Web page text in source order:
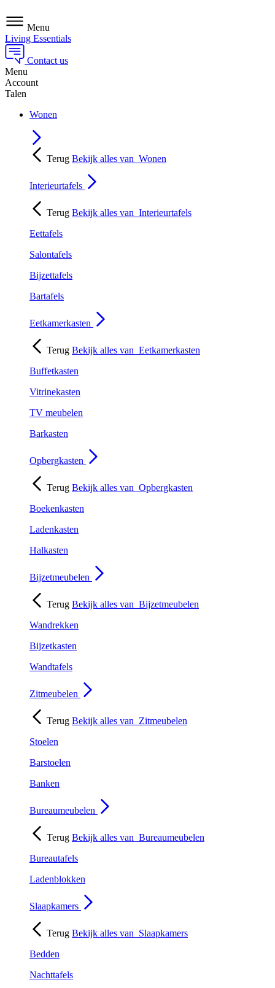
Menu
Living Essentials
Contact us
Menu
Account
Talen
Wonen
Terug Bekijk alles van Wonen
Interieurtafels
Terug Bekijk alles van Interieurtafels
Eettafels
Salontafels
Bijzettafels
Bartafels
Eetkamerkasten
Terug Bekijk alles van Eetkamerkasten
Buffetkasten
Vitrinekasten
TV meubelen
Barkasten
Opbergkasten
Terug Bekijk alles van Opbergkasten
Boekenkasten
Ladenkasten
Halkasten
Bijzetmeubelen
Terug Bekijk alles van Bijzetmeubelen
Wandrekken
Bijzetkasten
Wandtafels
Zitmeubelen
Terug Bekijk alles van Zitmeubelen
Stoelen
Barstoelen
Banken
Bureaumeubelen
Terug Bekijk alles van Bureaumeubelen
Bureautafels
Ladenblokken
Slaapkamers
Terug Bekijk alles van Slaapkamers
Bedden
Nachttafels